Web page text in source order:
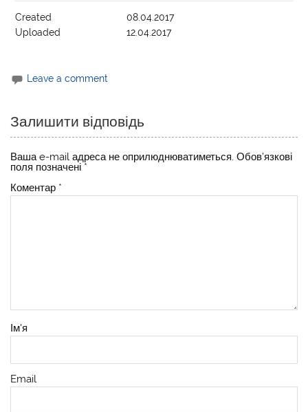
Created
08.04.2017
Uploaded
12.04.2017
Leave a comment
Залишити відповідь
Ваша e-mail адреса не оприлюднюватиметься. Обов’язкові
поля позначені *
Коментар *
Ім'я
Email